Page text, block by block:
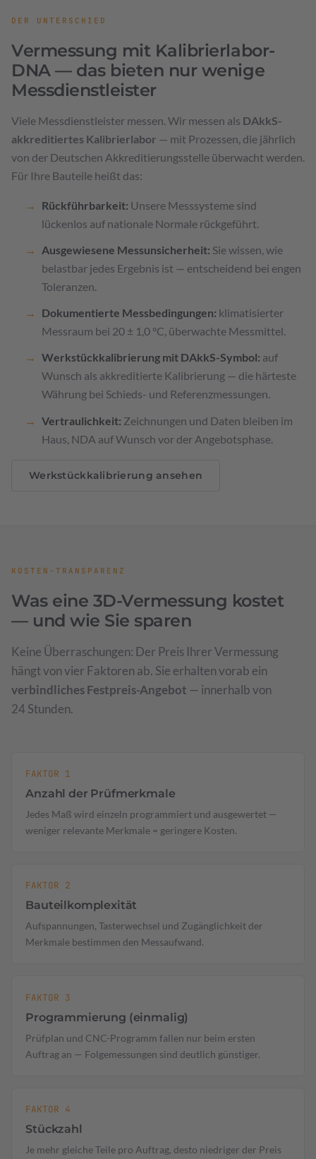
DER UNTERSCHIED
Vermessung mit Kalibrierlabor-
DNA — das bieten nur wenige
Messdienstleister
Viele Messdienstleister messen. Wir messen als DAkkS-
akkreditiertes Kalibrierlabor — mit Prozessen, die jährlich
von der Deutschen Akkreditierungsstelle überwacht werden.
Für Ihre Bauteile heißt das:
Rückführbarkeit: Unsere Messsysteme sind
lückenlos auf nationale Normale rückgeführt.
Ausgewiesene Messunsicherheit: Sie wissen, wie
belastbar jedes Ergebnis ist — entscheidend bei engen
Toleranzen.
Dokumentierte Messbedingungen: klimatisierter
Messraum bei 20 ± 1,0 °C, überwachte Messmittel.
Werkstückkalibrierung mit DAkkS-Symbol: auf
Wunsch als akkreditierte Kalibrierung — die härteste
Währung bei Schieds- und Referenzmessungen.
Vertraulichkeit: Zeichnungen und Daten bleiben im
Haus, NDA auf Wunsch vor der Angebotsphase.
Werkstückkalibrierung ansehen
KOSTEN-TRANSPARENZ
Was eine 3D-Vermessung kostet
— und wie Sie sparen
Keine Überraschungen: Der Preis Ihrer Vermessung
hängt von vier Faktoren ab. Sie erhalten vorab ein
verbindliches Festpreis-Angebot — innerhalb von
24 Stunden.
FAKTOR 1
Anzahl der Prüfmerkmale
Jedes Maß wird einzeln programmiert und ausgewertet —
weniger relevante Merkmale = geringere Kosten.
FAKTOR 2
Bauteilkomplexität
Aufspannungen, Tasterwechsel und Zugänglichkeit der
Merkmale bestimmen den Messaufwand.
FAKTOR 3
Programmierung (einmalig)
Prüfplan und CNC-Programm fallen nur beim ersten
Auftrag an — Folgemessungen sind deutlich günstiger.
FAKTOR 4
Stückzahl
Je mehr gleiche Teile pro Auftrag, desto niedriger der Preis